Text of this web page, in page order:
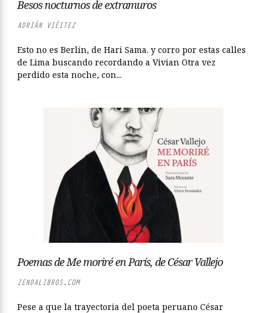
Besos nocturnos de extramuros
ADRIÁN VIÉITEZ
Esto no es Berlín, de Hari Sama. y corro por estas calles
de Lima buscando recordando a Vivian Otra vez
perdido esta noche, con...
Poemas de Me moriré en París, de César Vallejo
ZENDALIBROS.COM
Pese a que la trayectoria del poeta peruano César